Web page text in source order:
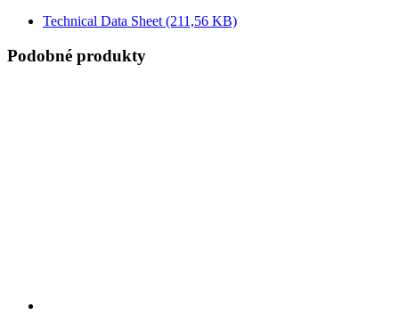
Technical Data Sheet (211,56 KB)
Podobné produkty